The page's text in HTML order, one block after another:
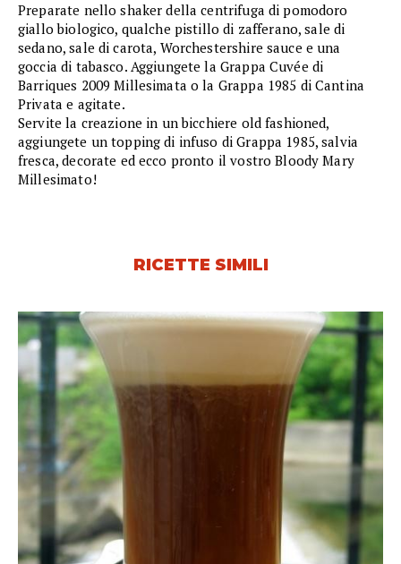
Preparate nello shaker della centrifuga di pomodoro
giallo biologico, qualche pistillo di zafferano, sale di
sedano, sale di carota, Worchestershire sauce e una
goccia di tabasco. Aggiungete la Grappa Cuvée di
Barriques 2009 Millesimata o la Grappa 1985 di Cantina
Privata e agitate.
Servite la creazione in un bicchiere old fashioned,
aggiungete un topping di infuso di Grappa 1985, salvia
fresca, decorate ed ecco pronto il vostro Bloody Mary
Millesimato!
RICETTE SIMILI